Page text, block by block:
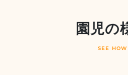
園児の
SEE HOW